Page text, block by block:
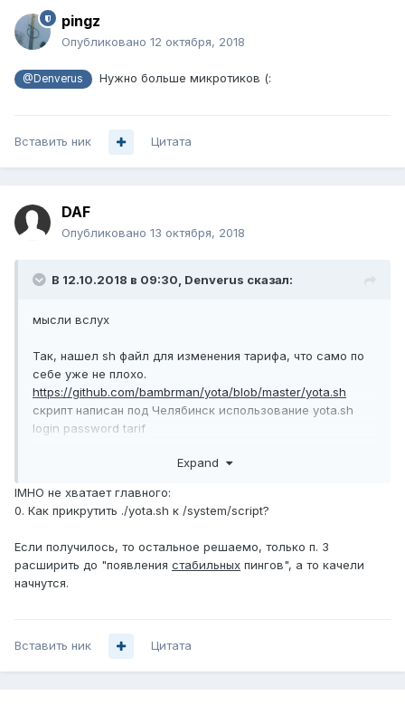
pingz
Опубликовано 12 октября, 2018
@Denverus Нужно больше микротиков (:
Вставить ник Цитата
DAF
Опубликовано 13 октября, 2018
В 12.10.2018 в 09:30, Denverus сказал:
мысли вслух
Так, нашел sh файл для изменения тарифа, что само по
себе уже не плохо.
https://github.com/bambrman/yota/blob/master/yota.sh
скрипт написан под Челябинск использование yota.sh
login password tarif
https://github.com/bambrman/yota/blob/master/gen.sh
Далее логика работы
LTE нулевая, то:
1. Включаем интерфейс LTE1
2. выжидаем секунд 10 для установновки соединения
Далее слушаем WAN1 до появления там пингов (как,
Expand
IMHO не хватает главного:
0. Как прикрутить ./yota.sh к /system/script?
Если получилось, то остальное решаемо, только п. 3
расширить до "появления стабильных пингов", а то качели
начнутся.
Вставить ник Цитата